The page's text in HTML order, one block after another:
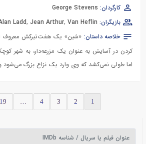
کارگردان: George Stevens
بازیگران:
Ladd, Jean Arthur, Van Heflin
خلاصه داستان: «شین» یک هفت‌تیرکش معروف
کردن در آسایش به عنوان یک مزرعه‌دار، به شهر
اما طولی نمی‌کشد که وی وارد یک نزاع بزرگ می‌شود
1
2
3
4
…
19